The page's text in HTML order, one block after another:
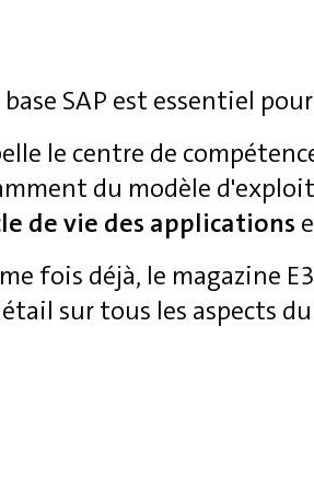
SAP est essentiel
le centre de
du modèle
de vie des applications
fois déjà, le magazine
sur tous les aspects